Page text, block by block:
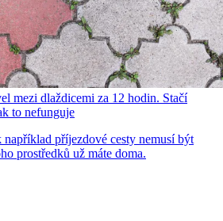
mezi dlaždicemi za 12 hodin. Stačí
to nefunguje
příjezdové cesty nemusí být
prostředků už máte doma.